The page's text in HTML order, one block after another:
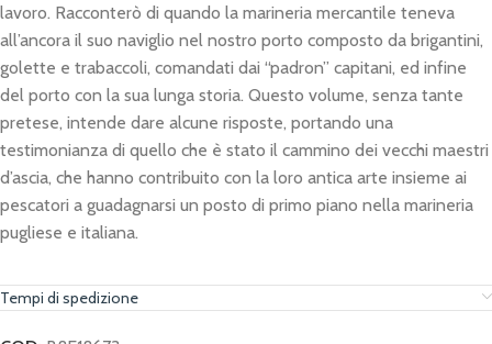
lavoro. Racconterò di quando la marineria mercantile teneva
all’ancora il suo naviglio nel nostro porto composto da brigantini,
golette e trabaccoli, comandati dai “padron” capitani, ed infine
del porto con la sua lunga storia. Questo volume, senza tante
pretese, intende dare alcune risposte, portando una
testimonianza di quello che è stato il cammino dei vecchi maestri
d’ascia, che hanno contribuito con la loro antica arte insieme ai
pescatori a guadagnarsi un posto di primo piano nella marineria
pugliese e italiana.
Tempi di spedizione